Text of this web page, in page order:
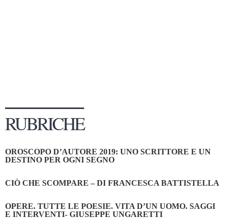
Tabù Festival 2014
A Tutto Volume
Marketing
RUBRICHE
OROSCOPO D’AUTORE 2019: UNO SCRITTORE E UN
DESTINO PER OGNI SEGNO
CIÒ CHE SCOMPARE – DI FRANCESCA BATTISTELLA
OPERE. TUTTE LE POESIE. VITA D’UN UOMO. SAGGI
E INTERVENTI- GIUSEPPE UNGARETTI